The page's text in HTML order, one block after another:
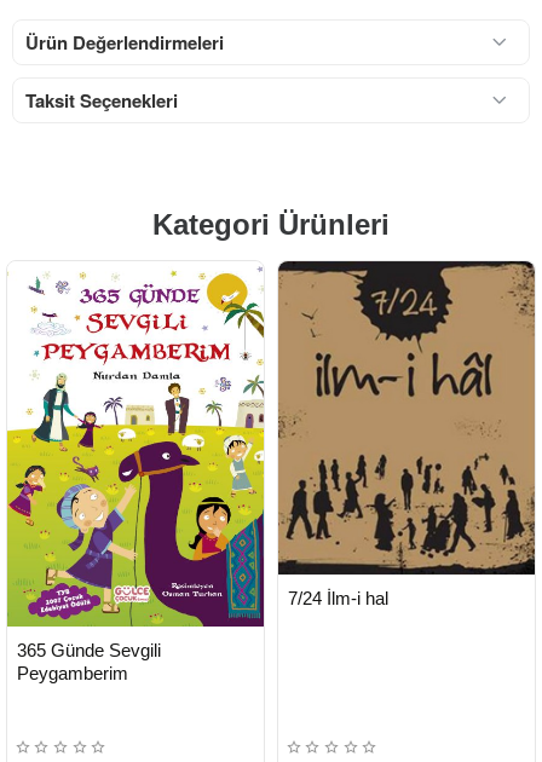
Ürün Değerlendirmeleri
Taksit Seçenekleri
Kategori Ürünleri
HIZLI
TESLİMAT
365 Günde Sevgili
Peygamberim
HIZLI
TESLİMAT
7/24 İlm-i hal